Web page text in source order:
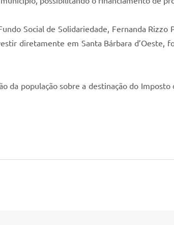
Social de Solidariedade, Fernanda
diretamente em Santa Bárbara d’Oeste,
da população sobre a destinação do